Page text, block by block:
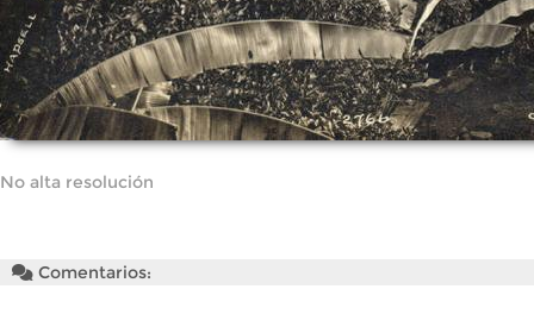
No alta resolución
Comentarios: